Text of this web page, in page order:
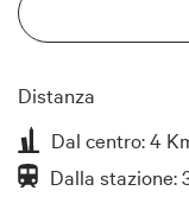
Distanza
Dal centro: 4
Dalla stazione: